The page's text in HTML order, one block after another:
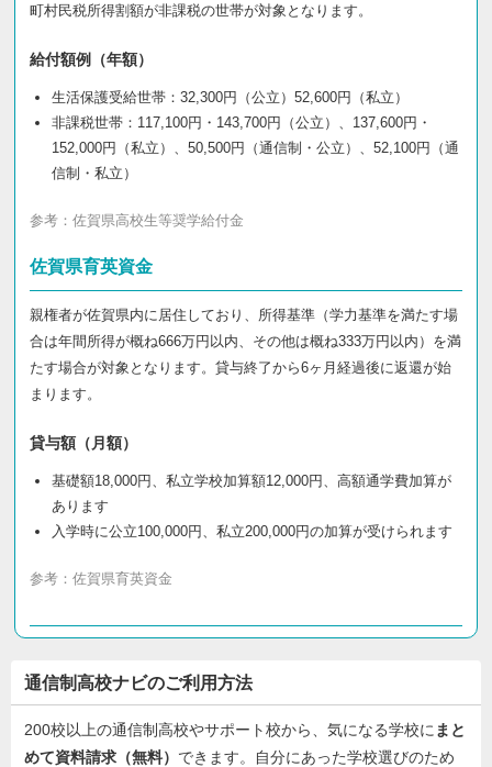
町村民税所得割額が非課税の世帯が対象となります。
給付額例（年額）
生活保護受給世帯：32,300円（公立）52,600円（私立）
非課税世帯：117,100円・143,700円（公立）、137,600円・
152,000円（私立）、50,500円（通信制・公立）、52,100円（通
信制・私立）
参考： 佐賀県高校生等奨学給付金
佐賀県育英資金
親権者が佐賀県内に居住しており、所得基準（学力基準を満たす場
合は年間所得が概ね666万円以内、その他は概ね333万円以内）を満
たす場合が対象となります。貸与終了から6ヶ月経過後に返還が始
まります。
貸与額（月額）
基礎額18,000円、私立学校加算額12,000円、高額通学費加算が
あります
入学時に公立100,000円、私立200,000円の加算が受けられます
参考： 佐賀県育英資金
通信制高校ナビのご利用方法
200校以上の通信制高校やサポート校から、気になる学校に まと
めて資料請求（無料） できます。自分にあった学校選びのため